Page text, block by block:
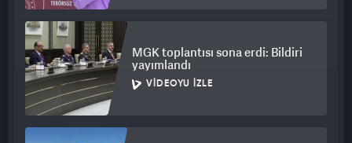
MGK toplantısı sona erdi: Bildiri
yayımlandı
VIDEOYU İZLE